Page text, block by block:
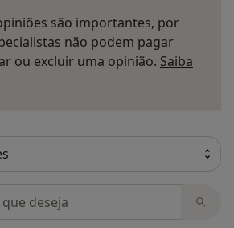
são importantes, por
não podem pagar
ou excluir uma opinião. Saiba